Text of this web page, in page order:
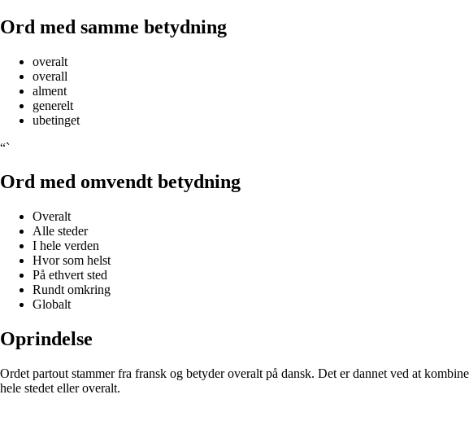
Ord med samme betydning
overalt
overall
alment
generelt
ubetinget
“`
Ord med omvendt betydning
Overalt
Alle steder
I hele verden
Hvor som helst
På ethvert sted
Rundt omkring
Globalt
Oprindelse
Ordet partout stammer fra fransk og betyder overalt på dansk. Det er dannet ved at
hele stedet eller overalt.